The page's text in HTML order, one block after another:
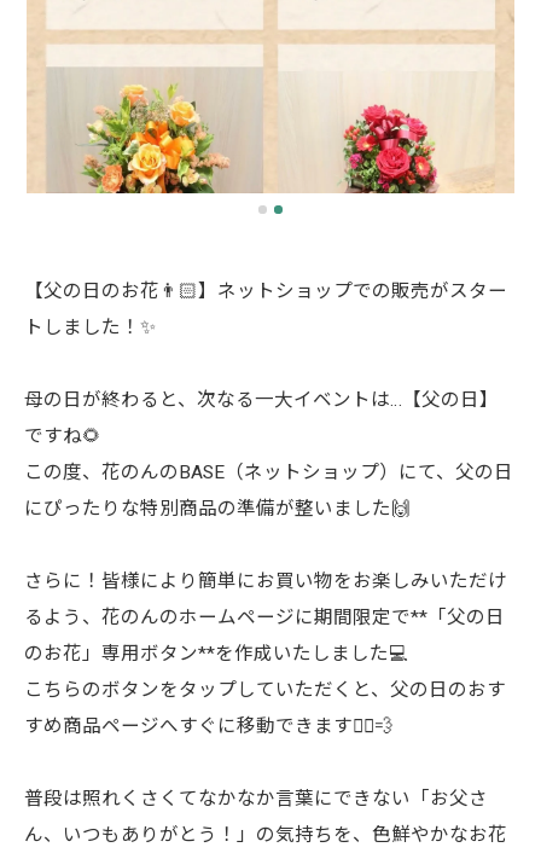
【父の日のお花👨🏻】ネットショップでの販売がスター
トしました！✨
母の日が終わると、次なる一大イベントは…【父の日】
ですね🌻
この度、花のんのBASE（ネットショップ）にて、父の日
にぴったりな特別商品の準備が整いました🙌
さらに！皆様により簡単にお買い物をお楽しみいただけ
るよう、花のんのホームページに期間限定で**「父の日
のお花」専用ボタン**を作成いたしました💻
こちらのボタンをタップしていただくと、父の日のおす
すめ商品ページへすぐに移動できます🏃‍♀️💨
普段は照れくさくてなかなか言葉にできない「お父さ
ん、いつもありがとう！」の気持ちを、色鮮やかなお花